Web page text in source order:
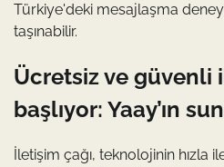
Türkiye'deki mesajlaşma
taşınabilir.
Ücretsiz ve güvenli
başlıyor: Yaay’ın
İletişim çağı, teknolojinin hızla